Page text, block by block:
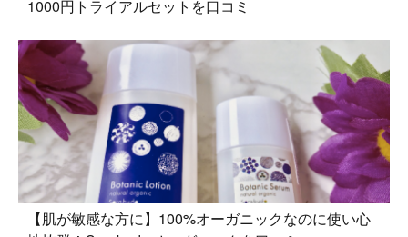
1000円トライアルセットを口コミ
【肌が敏感な方に】100%オーガニックなのに使い心